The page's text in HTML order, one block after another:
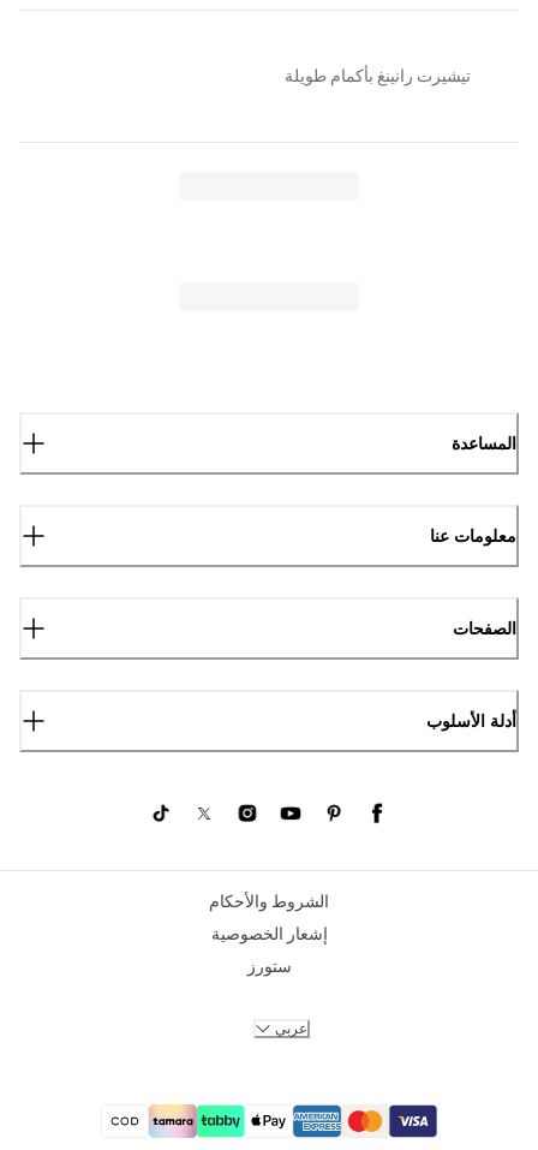
تيشيرت رانينغ بأكمام طويلة
المساعدة
معلومات عنا
الصفحات
أدلة الأسلوب
الشروط والأحكام
إشعار الخصوصية
ستورز
عربي